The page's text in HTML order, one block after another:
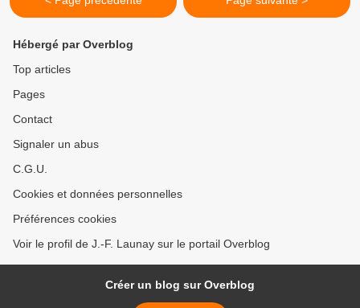
Hébergé par Overblog
Top articles
Pages
Contact
Signaler un abus
C.G.U.
Cookies et données personnelles
Préférences cookies
Voir le profil de J.-F. Launay sur le portail Overblog
Créer un blog sur Overblog